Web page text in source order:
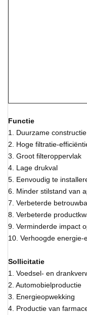
Functie
1. Duurzame constructie
2. Hoge filtratie-
3. Groot filteroppervlak
4. Lage drukval
5. Eenvoudig te
6. Minder stilstand van
7. Verbeterde
8. Verbeterde
9. Verminderde impact
10. Verhoogde
Sollicitatie
1. Voedsel- en
2. Automobielproductie
3. Energieopwekking
4. Productie van